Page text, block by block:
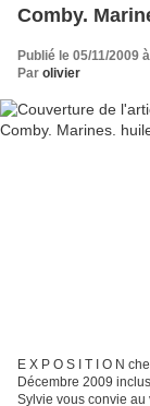
Comby.
Publié le 05/11/2009
Par olivier
E X P O S I T I O N
Décembre 2009
Sylvie vous convie